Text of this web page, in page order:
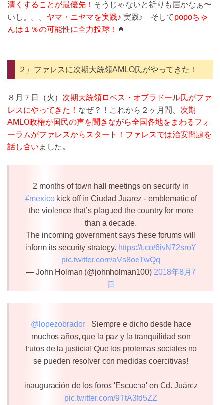
清くすることが最優先！ そうじゃないと祈りも届かなぁ〜
いし。。。 ヤマ・ニヤマを実践♪ 実践♪ そしてpopoちゃ
んは１％の可能性に全力投球！ 🌟
２）ファレスに次期大統領AMLO氏がやってきた！
８月７日（火） 次期大統領ロペス・オブラドール氏がファ
レスにやってきた！ なぜ？！これから２ヶ月間、 次期
AMLO政権が国民の声を聞きながら全国各地をまわるフォ
ーラムがファレスからスタート！ファレスでは治安問題を
話し合い ました。
2 months of town hall meetings on security in
#mexicokick off in Ciudad Juarez - emblematic of
the violence that’s plagued the country for more
than a decade.
The incoming government says these forums will
inform its security strategy. https://t.co/6ivN72sroY
pic.twitter.com/aVs8oeTwQq
— John Holman (@johnholman100) 2018年8月7
日
@lopezobrador_
Siempre e dicho desde hace
muchos años, que la paz y la tranquilidad son
frutos de la justicia! Que los prolemas sociales no
se pueden resolver con medidas coercitivas!
inauguración de los foros 'Escucha' en Cd. Juárez
pic.twitter.com/9TtA3fd5ZZ